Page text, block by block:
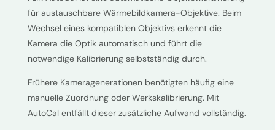
für austauschbare Wärmebildkamera-Objektive. Beim
Wechsel eines kompatiblen Objektivs erkennt die
Kamera die Optik automatisch und führt die
notwendige Kalibrierung selbstständig durch.
Frühere Kameragenerationen benötigten häufig eine
manuelle Zuordnung oder Werkskalibrierung. Mit
AutoCal entfällt dieser zusätzliche Aufwand vollständig.